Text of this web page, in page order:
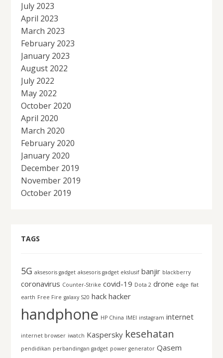
July 2023
April 2023
March 2023
February 2023
January 2023
August 2022
July 2022
May 2022
October 2020
April 2020
March 2020
February 2020
January 2020
December 2019
November 2019
October 2019
TAGS
5G aksesoris gadget aksesoris gadget ekslusif banjir blackberry
coronavirus Counter-Strike covid-19 Dota 2 drone edge flat
earth Free Fire galaxy S20 hack hacker
handphone HP China IMEI instagram internet
internet browser iwatch Kaspersky kesehatan
pendidikan perbandingan gadget power generator Qasem